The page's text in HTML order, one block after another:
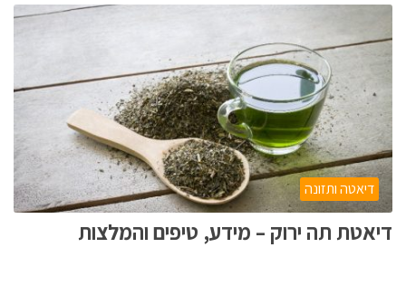
דיאטה ותזונה
דיאטת תה ירוק – מידע, טיפים והמלצות